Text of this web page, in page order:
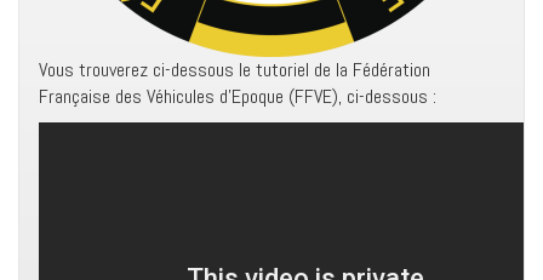
Vous trouverez ci-dessous le tutoriel de la Fédération
Française des Véhicules d’Epoque (FFVE), ci-dessous :